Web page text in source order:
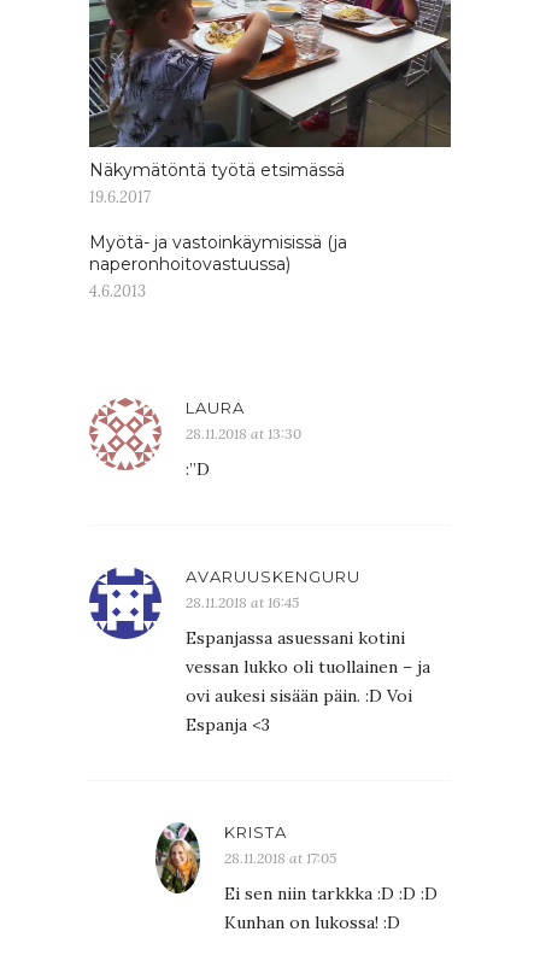
Näkymätöntä työtä etsimässä
19.6.2017
Myötä- ja vastoinkäymisissä (ja
naperonhoitovastuussa)
4.6.2013
LAURA
28.11.2018 at 13:30
:”D
AVARUUSKENGURU
28.11.2018 at 16:45
Espanjassa asuessani kotini
vessan lukko oli tuollainen – ja
ovi aukesi sisään päin. :D Voi
Espanja <3
KRISTA
28.11.2018 at 17:05
Ei sen niin tarkkka :D :D :D
Kunhan on lukossa! :D